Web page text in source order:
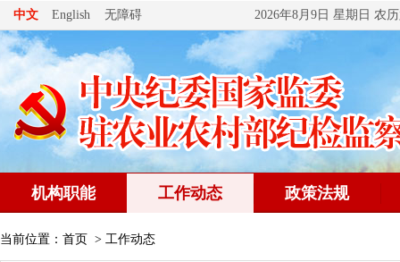
中文 English 无障碍 2026年8月9日 星期日 农
机构职能 工作动态 政策法规
当前位置： 首页 > 工作动态